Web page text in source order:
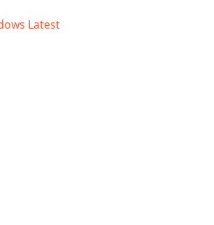
Latest